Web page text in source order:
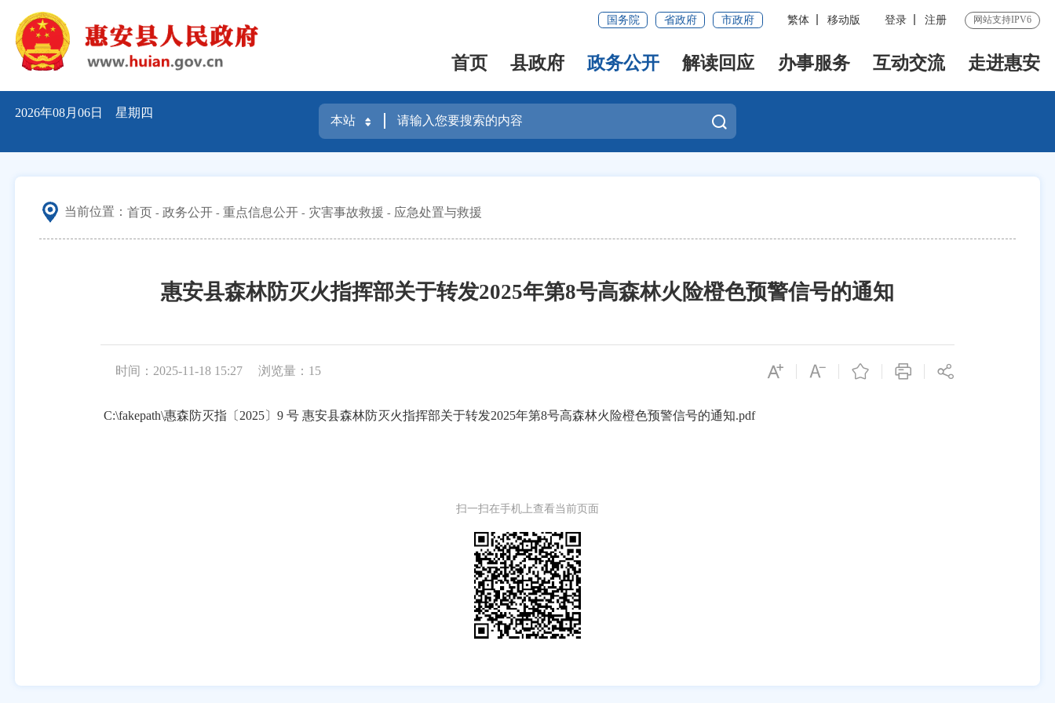
国务院 省政府 市政府 繁体 移动版 登录 注册 网站支持IPV6
首页 县政府 政务公开 解读回应 办事服务 互动交流 走进惠安
2026年08月06日 星期四
当前位置： 首页 政务公开 重点信息公开 灾害事故救援 应急处置与救援
惠安县森林防灭火指挥部关于转发2025年第8号高森林火险橙色预警信号的通知
时间：2025-11-18 15:27 浏览量： 15
C:\fakepath\惠森防灭指〔2025〕9 号 惠安县森林防灭火指挥部关于转发2025年第8号高森林火险橙色预警信号的通知.pdf
扫一扫在手机上查看当前页面